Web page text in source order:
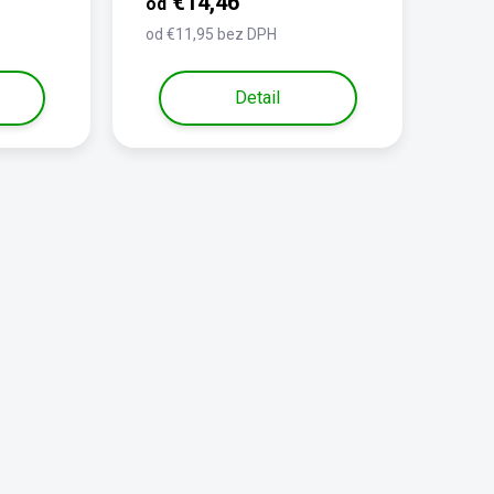
od €11,95 bez DPH
Detail